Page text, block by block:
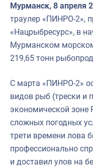
Большая
Укрепление
События в России
Мурманск, 8 апреля
траулер «ПИНРО-2»,
«Нацрыбресурс», в
Мурманском
219,65 тонн
С марта «ПИНРО-2»
видов рыб (трески и
экономической зоне
сложных погодных
трети времени лова
профессионально
и доставил улов на